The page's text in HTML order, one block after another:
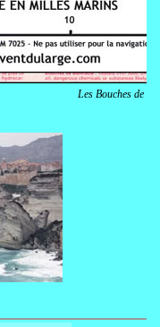
Les Bouches de